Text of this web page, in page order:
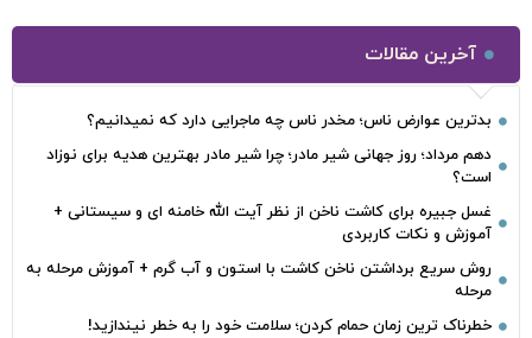
آخرین مقالات
بدترین عوارض ناس؛ مخدر ناس چه ماجرایی دارد که نمیدانیم؟
دهم مرداد؛ روز جهانی شیر مادر؛ چرا شیر مادر بهترین هدیه برای نوزاد
است؟
غسل جبیره برای کاشت ناخن از نظر آیت الله خامنه ای و سیستانی +
آموزش و نکات کاربردی
روش سریع برداشتن ناخن کاشت با استون و آب گرم + آموزش مرحله به
مرحله
خطرناک‌ ترین زمان‌ حمام کردن؛ سلامت خود را به خطر نیندازید!